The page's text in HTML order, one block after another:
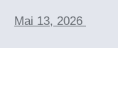
Mai 13, 2026